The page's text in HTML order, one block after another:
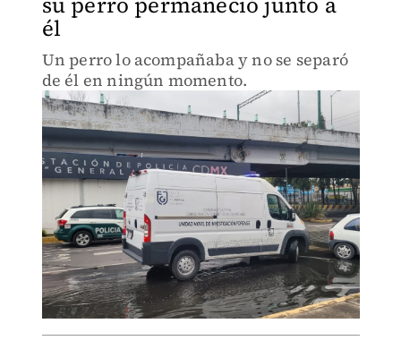
él
Un perro lo acompañaba y no se separó
de él en ningún momento.